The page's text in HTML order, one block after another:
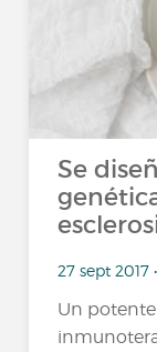
Se
27 sept 2017
Un